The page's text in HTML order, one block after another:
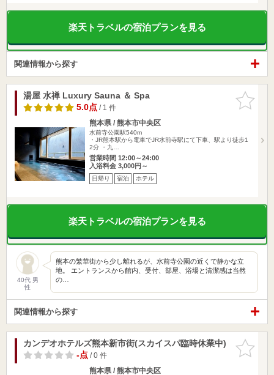
楽天トラベルの宿泊プランを見る
関連情報から探す
お気に入
りに追加
湯屋 水禅 Luxury Sauna ＆ Spa
5.0点/ 1 件
熊本県 / 熊本市中央区
水前寺公園駅540m
・JR熊本駅から電車でJR水前寺駅にて下車、駅より徒歩1
2分 ・九…
営業時間 12:00～24:00
入浴料金 3,000円～
日帰り 宿泊 ホテル
楽天トラベルの宿泊プランを見る
40代 男
性
熊本の繁華街から少し離れるが、水前寺公園の近くで静かな立
地。 エントランスから館内、受付、部屋、浴場と清潔感は当然
の…
関連情報から探す
お気に入
りに追加
カンデオホテルズ熊本新市街(スカイスパ臨時休業中)
-点/ 0 件
熊本県 / 熊本市中央区